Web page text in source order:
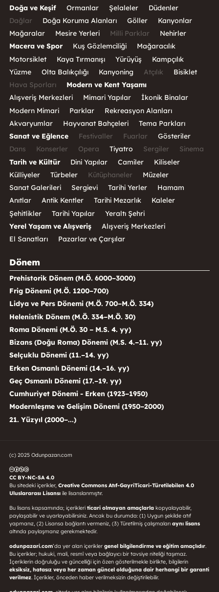
Doğa ve Keşif
Ormanlar Şelaleler
Düdenler
Dağlar
Doğa Koruma Alanları Göller
Kanyonlar
Mağaralar
Mesire Yerleri Milli Parklar
Nehirler
Macera ve Spor
Kuş Gözlemciliği
Mağaracılık
Motorsiklet
Kaya Tırmanışı Yürüyüş
Kampçılık
Yüzme
Olta Balıkçılığı Kanyoning Atçılık
Bisiklet
Hava Sporları
Modern ve Kent Yaşamı
Alışveriş Merkezleri
Mimari Yapılar
İkonik Binalar
Modern Mimari
Parklar
Rekreasyon Alanları
Akvaryumlar
Hayvanat Bahçeleri
Tema Parkları
Sanat ve Eğlence
Festivaller Fuarlar
Gösteriler
Dans
Konserler Opera Tiyatro Sergiler
Sinema
Tarih ve Kültür
Dini Yapılar Camiler
Kiliseler
Külliyeler
Türbeler Kütüphaneler
Müzeler
Sanat Galerileri
Sergievi Tarihi Yerler
Hamam
Anıtlar
Antik Kentler Tarihi Mezarlık
Kaleler
Şehitlikler
Tarihi Yapılar
Yeraltı Şehri
Yerel Yaşam ve Alışveriş
Alışveriş Merkezleri
El Sanatları
Pazarlar ve Çarşılar
Dönem
Prehistorik Dönem (M.Ö. 6000–3000)
Frig Dönemi (M.Ö. 1200–700)
Lidya ve Pers Dönemi (M.Ö. 700–M.Ö. 334)
Helenistik Dönem (M.Ö. 334–M.Ö. 30)
Roma Dönemi (M.Ö. 30 – M.S. 4. yy)
Bizans (Doğu Roma) Dönemi (M.S. 4.–11. yy)
Selçuklu Dönemi (11.–14. yy)
Erken Osmanlı Dönemi (14.–16. yy)
Geç Osmanlı Dönemi (17.–19. yy)
Cumhuriyet Dönemi - Erken (1923–1950)
Modernleşme ve Gelişim Dönemi (1950–2000)
21. Yüzyıl (2000–...)
(c) 2025 Odunpazarı.com
CC BY-NC-SA 4.0
Bu sitedeki içerikler, Creative Commons Atıf-GayriTicari-Türetilebilen 4.0
Uluslararası Lisansı ile lisanslanmıştır.
Bu lisans kapsamında; içerikleri ticari olmayan amaçlarlakopyalayabilir,
paylaşabilir ve uyarlayabilirsiniz. Ancak bu durumda: (1) Uygun şekilde atıf
yapmanız, (2) Lisansa bağlantı vermeniz, (3) Türetilmiş çalışmaları aynı lisans
altında paylaşmanız gerekmektedir.
odunpazari.com’da yer alan içerikler genel bilgilendirme ve eğitim amaçlıdır.
Bu içerikler; hukuki, mali, resmî veya bağlayıcı bir tavsiye niteliği taşımaz.
İçeriklerin doğruluğu ve güncelliği için özen gösterilmekle birlikte, bilgilerin
eksiksiz, hatasız veya her zaman güncel olduğuna dair herhangi bir garanti
verilmez. İçerikler, önceden haber verilmeksizin değiştirilebilir.